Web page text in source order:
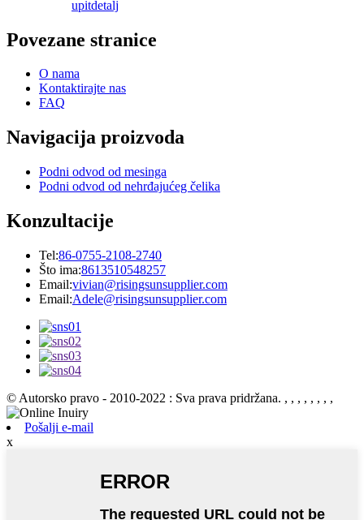
upitdetalj
Povezane stranice
O nama
Kontaktirajte nas
FAQ
Navigacija proizvoda
Podni odvod od mesinga
Podni odvod od nehrđajućeg čelika
Konzultacije
Tel:86-0755-2108-2740
Što ima:8613510548257
Email:vivian@risingsunsupplier.com
Email:Adele@risingsunsupplier.com
© Autorsko pravo - 2010-2022 : Sva prava pridržana. , , , , , , , ,
Pošalji e-mail
x